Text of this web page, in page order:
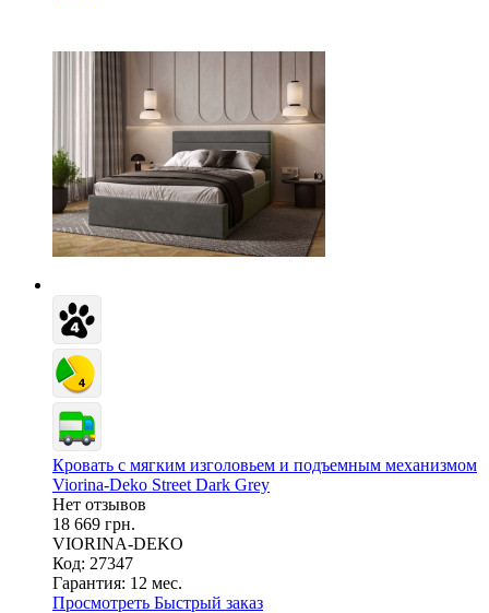
Кровать с мягким изголовьем и подъемным механизмом
Viorina-Deko Street Dark Grey
Нет отзывов
18 669 грн.
VIORINA-DEKO
Код: 27347
Гарантия: 12 мес.
Просмотреть Быстрый заказ